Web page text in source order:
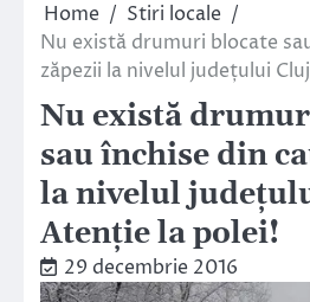
Home
Stiri locale
Nu există drumuri blocate
zăpezii la nivelul județului
Nu există
sau închise din
la nivelul
Atenție la polei!
29 decembrie 2016